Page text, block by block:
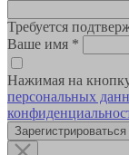
Требуется
Ваше имя *
Нажимая на
персональных
Зарегистрироваться